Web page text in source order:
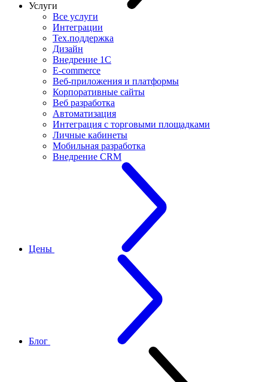
Услуги
Все услуги
Интеграции
Тех.поддержка
Дизайн
Внедрение 1С
E-commerce
Веб-приложения и платформы
Корпоративные сайты
Веб разработка
Автоматизация
Интеграция с торговыми площадками
Личные кабинеты
Мобильная разработка
Внедрение CRM
Цены
Блог